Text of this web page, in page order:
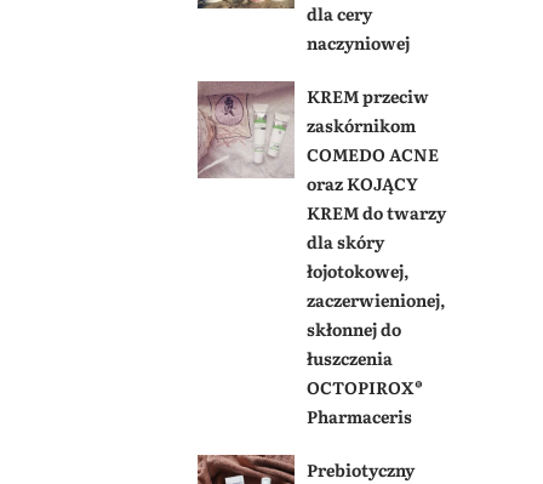
dla cery
naczyniowej
KREM przeciw
zaskórnikom
COMEDO ACNE
oraz KOJĄCY
KREM do twarzy
dla skóry
łojotokowej,
zaczerwienionej,
skłonnej do
łuszczenia
OCTOPIROX®
Pharmaceris
Prebiotyczny